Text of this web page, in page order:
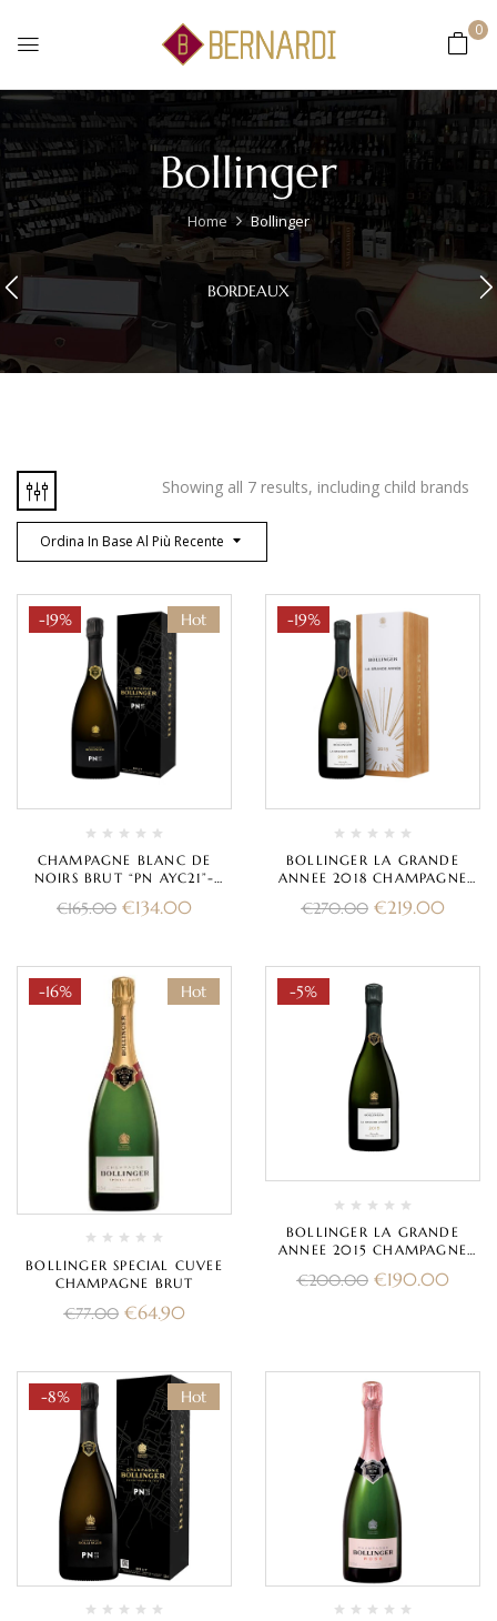
0
Bollinger
Home Bollinger
BORDEAUX
Ordina In Base Al Più Recente
Showing all 7 results, including child brands
Hot
-19%
CHAMPAGNE BLANC DE
NOIRS BRUT “PN AYC21”-
€165.00 €134.00
-19%
BOLLINGER LA GRANDE
ANNEE 2018 CHAMPAGNE
€270.00 €219.00
Hot
-16%
BOLLINGER SPECIAL CUVEE
CHAMPAGNE BRUT
€77.00 €64.90
-5%
BOLLINGER LA GRANDE
ANNEE 2015 CHAMPAGNE
€200.00 €190.00
Hot
-8%